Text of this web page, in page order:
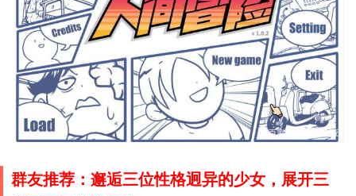
群友推荐：邂逅三位性格迥异的少女，展开三